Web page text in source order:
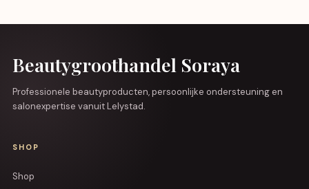
Beautygroothandel Soraya
Professionele beautyproducten, persoonlijke ondersteuning en
salonexpertise vanuit Lelystad.
SHOP
Shop